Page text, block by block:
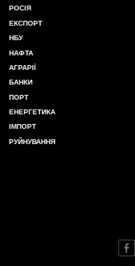
РОСІЯ
ЕКСПОРТ
НБУ
НАФТА
АГРАРІЇ
БАНКИ
ПОРТ
ЕНЕРГЕТИКА
ІМПОРТ
РУЙНУВАННЯ